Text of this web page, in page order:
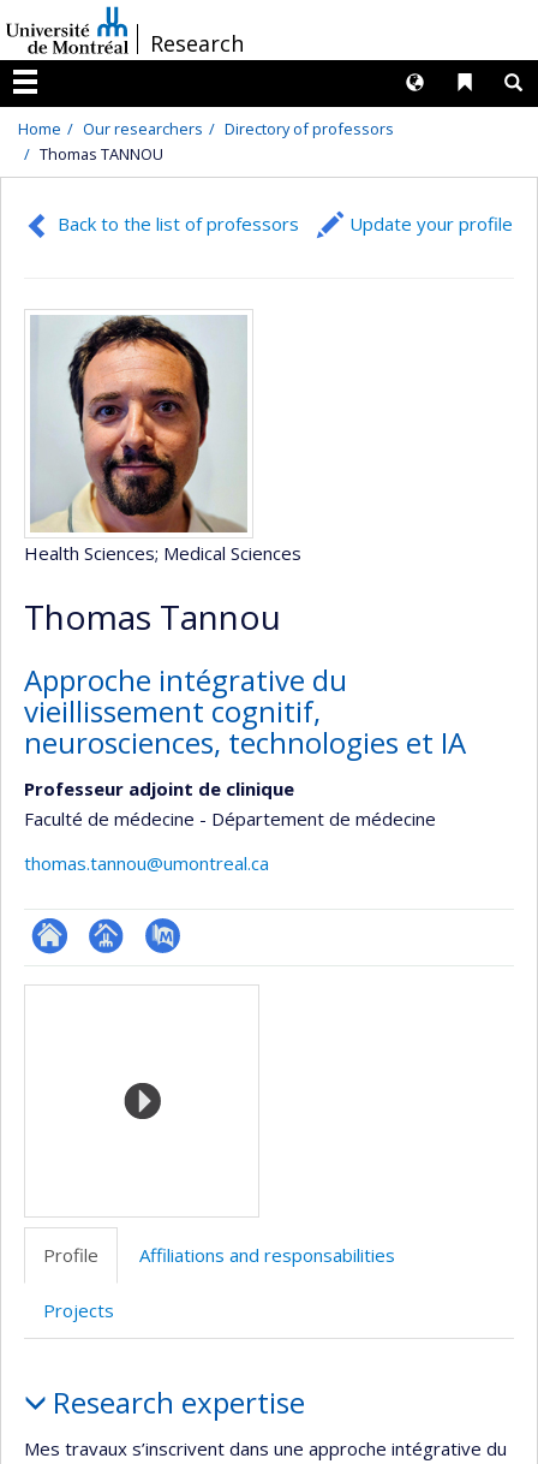
au
contenu
/Research
Menu
Liens
Langues
Home Our researchers
Directory of professors
Thomas TANNOU
Back to the list of professors Update your profile
Health Sciences; Medical Sciences
Thomas Tannou
Approche intégrative du
vieillissement cognitif,
neurosciences, technologies et IA
Professeur adjoint de clinique
Faculté de médecine - Département de médecine
thomas.tannou@umontreal.ca
ResearchGate
Page PubMed
Media
Profile Affiliations and responsabilities
Projects
Research expertise
Mes travaux s’inscrivent dans une approche intégrative du